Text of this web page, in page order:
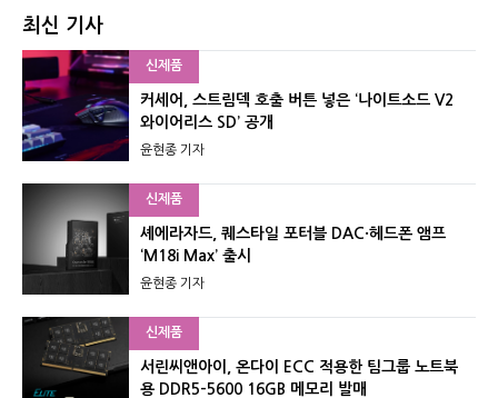
최신 기사
신제품
커세어, 스트림덱 호출 버튼 넣은 ‘나이트소드 V2
와이어리스 SD’ 공개
윤현종 기자
신제품
셰에라자드, 퀘스타일 포터블 DAC·헤드폰 앰프
‘M18i Max’ 출시
윤현종 기자
신제품
서린씨앤아이, 온다이 ECC 적용한 팀그룹 노트북
용 DDR5-5600 16GB 메모리 발매